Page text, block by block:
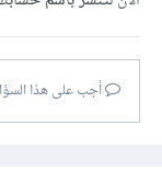
أجب على هذا